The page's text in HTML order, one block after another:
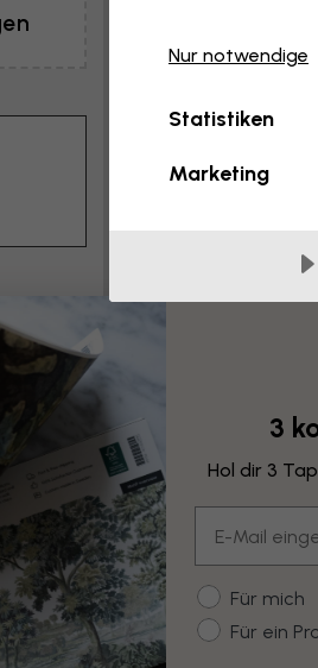
ich
für Änderungen
Weiß
3
Hol dir 3
Customer
Für mich
Für ein
Nur notwendige
Statistiken
Marketing